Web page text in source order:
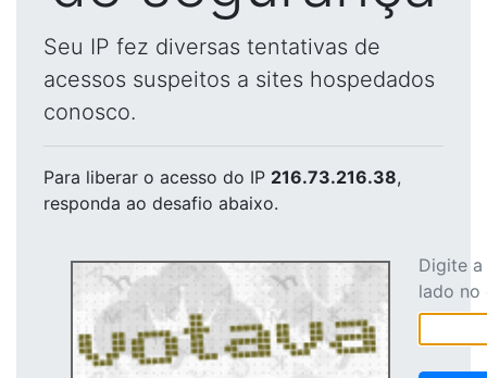
Seu IP fez diversas tentativas de
acessos suspeitos a sites hospedados
conosco.
Para liberar o acesso do IP 216.73.216.38,
responda ao desafio abaixo.
Digite
lado no